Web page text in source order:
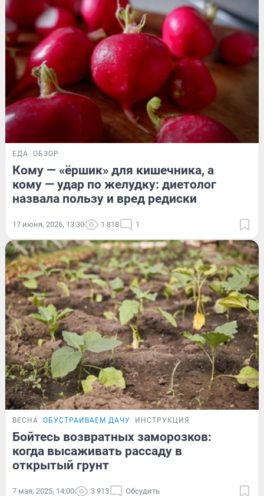
ЕДА ОБЗОР
Кому — «ёршик» для кишечника, а
кому — удар по желудку: диетолог
назвала пользу и вред редиски
17 июня, 2026, 13:30 1 818 1
ВЕСНА ОБУСТРАИВАЕМ ДАЧУ ИНСТРУКЦИЯ
Бойтесь возвратных заморозков:
когда высаживать рассаду в
открытый грунт
7 мая, 2025, 14:00 3 913 Обсудить